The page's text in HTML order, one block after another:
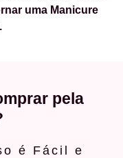
uma Manicure
pela
é Fácil e